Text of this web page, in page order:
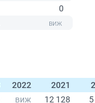
0
2022 2021